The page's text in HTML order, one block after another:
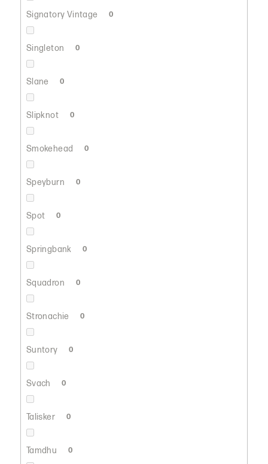
Signatory Vintage 0
Singleton 0
Slane 0
Slipknot 0
Smokehead 0
Speyburn 0
Spot 0
Springbank 0
Squadron 0
Stronachie 0
Suntory 0
Svach 0
Talisker 0
Tamdhu 0